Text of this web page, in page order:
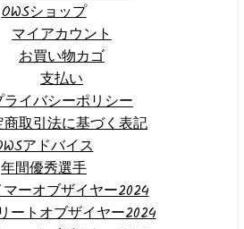
OWSショップ
マイアカウント
お買い物カゴ
支払い
ライバシーポリシー
商取引法に基づく表記
アドバイス
年間優秀選手
ーオブザイヤー2024
ートオブザイヤー2024